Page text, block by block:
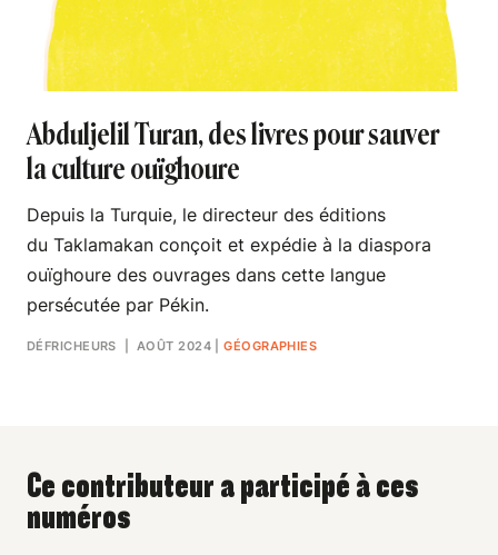
Abduljelil Turan, des livres pour sauver
la culture ouïghoure
Depuis la Turquie, le directeur des éditions
du Taklamakan conçoit et expédie à la diaspora
ouïghoure des ouvrages dans cette langue
persécutée par Pékin.
DÉFRICHEURS | AOÛT 2024 |GÉOGRAPHIES
Ce contributeur a participé à ces
numéros